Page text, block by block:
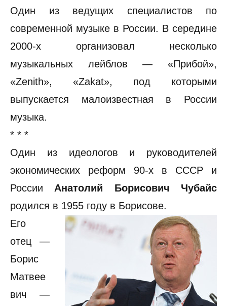
Один из ведущих специалистов по
современной музыке в России. В середине
2000-х организовал несколько
музыкальных лейблов — «Прибой»,
«Zenith», «Zakat», под которыми
выпускается малоизвестная в России
музыка.
* * *
Один из идеологов и руководителей
экономических реформ 90-х в СССР и
России Анатолий Борисович Чубайс
родился в 1955 году в Борисове.
Его
отец —
Борис
Матвее
вич —